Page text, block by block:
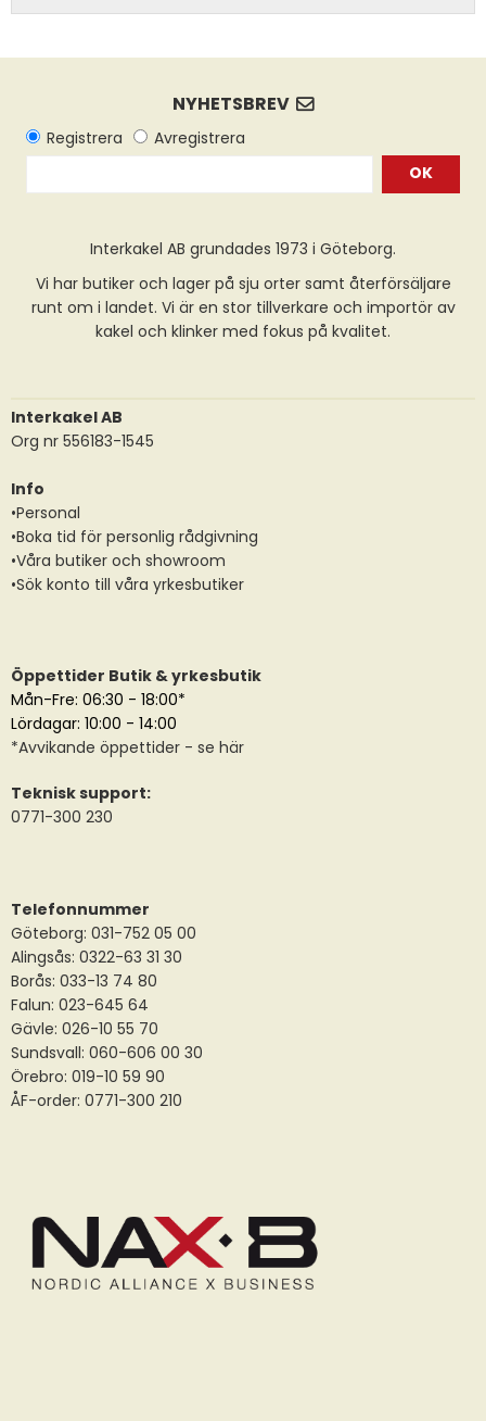
OK
Interkakel AB grundades 1973 i Göteborg.
Vi har butiker och lager på sju orter samt återförsäljare
runt om i landet. Vi är en stor tillverkare och importör av
kakel och klinker med fokus på kvalitet.
Interkakel AB
Org nr 556183-1545
Info
•Personal
•Boka tid för personlig rådgivning
•Våra butiker och showroom
•Sök konto till våra yrkesbutiker
Öppettider Butik & yrkesbutik
Mån-Fre: 06:30 - 18:00*
Lördagar: 10:00 - 14:00
*Avvikande öppettider - se här
Teknisk support:
0771-300 230
Telefonnummer
Göteborg: 031-752 05 00
Alingsås: 0322-63 31 30
Borås: 033-13 74 80
Falun: 023-645 64
Gävle: 026-10 55 70
Sundsvall: 060-606 00 30
Örebro: 019-10 59 90
ÅF-order: 0771-300 210